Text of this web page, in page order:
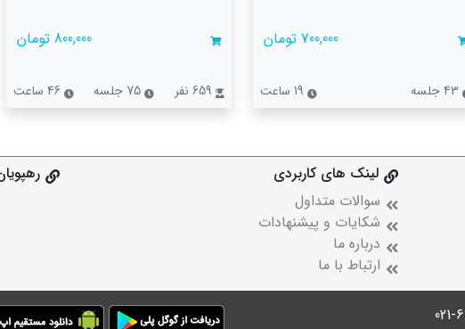
700,000 تومان
19 ساعت
800,000 تومان
659 نفر 75 جلسه
لینک های کاربردی
سوالات متداول
شکایات و پیشنهادات
درباره ما
ارتباط با ما